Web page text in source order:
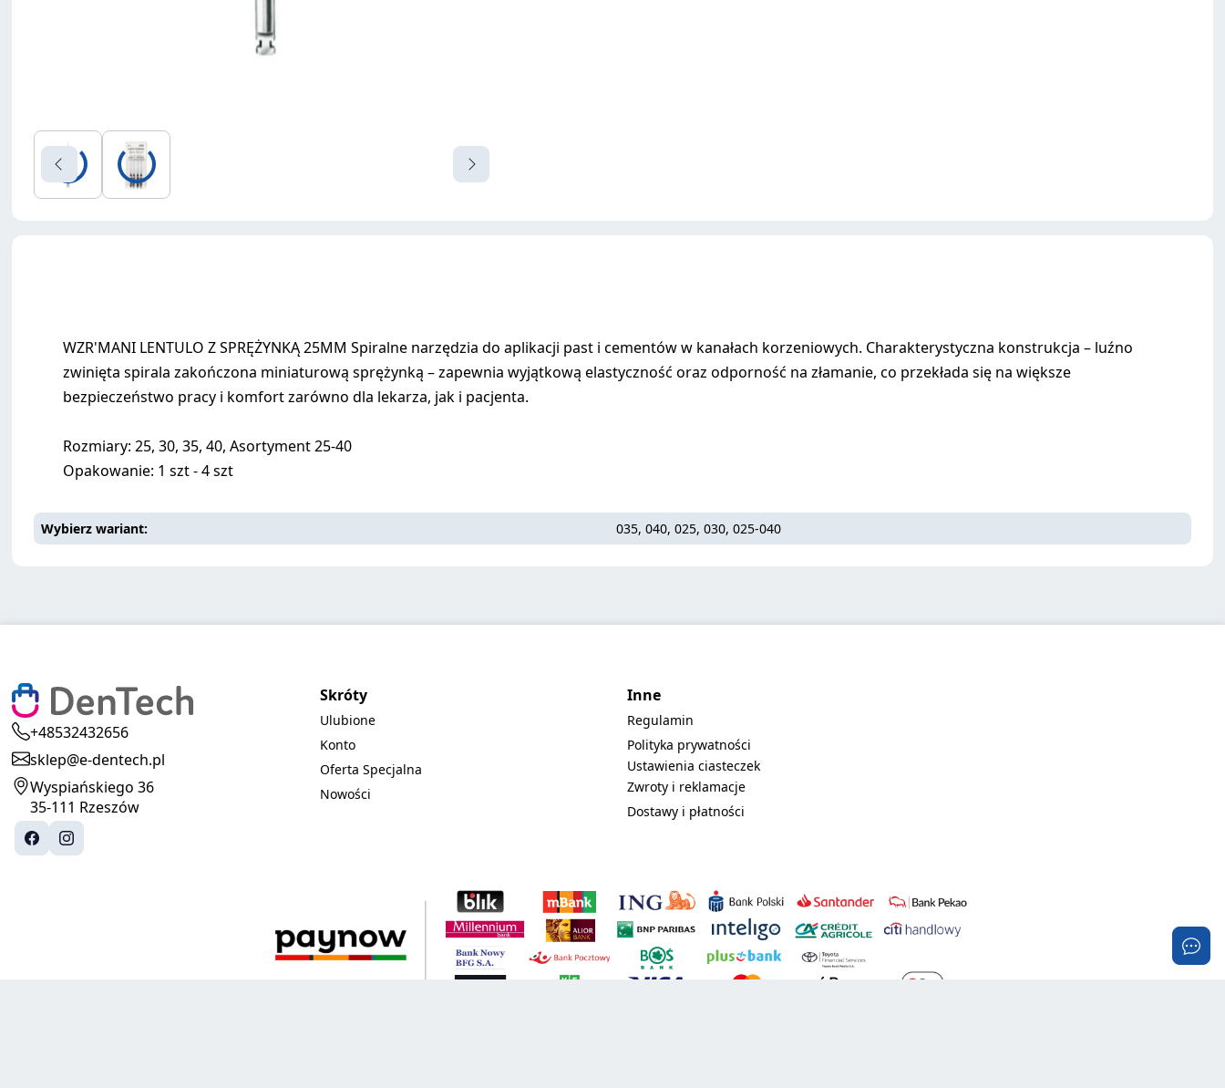
WZR'MANI LENTULO Z SPRĘŻYNKĄ 25MM Spiralne narzędzia do aplikacji past i cementów w kanałach korzeniowych. Charakterystyczna konstrukcja – luźno
zwinięta spirala zakończona miniaturową sprężynką – zapewnia wyjątkową elastyczność oraz odporność na złamanie, co przekłada się na większe
bezpieczeństwo pracy i komfort zarówno dla lekarza, jak i pacjenta.
Rozmiary: 25, 30, 35, 40, Asortyment 25-40
Opakowanie: 1 szt - 4 szt
Wybierz wariant 035, 040, 025, 030, 025-040
+48532432656
sklep@e-dentech.pl
Wyspiańskiego 36
35-111 Rzeszów
Skróty
Ulubione
Konto
Oferta Specjalna
Nowości
Inne
Regulamin
Polityka prywatności
Ustawienia ciasteczek
Zwroty i reklamacje
Dostawy i płatności